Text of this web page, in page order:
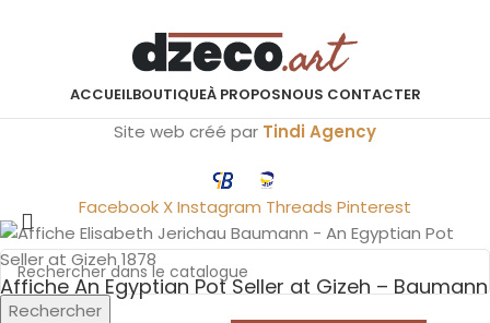
ACCUEILBOUTIQUEÀ PROPOSNOUS CONTACTER
Site web créé par Tindi Agency
Rechercher
Facebook XInstagram Threads Pinterest
Affiche An Egyptian Pot Seller at Gizeh – Baumann